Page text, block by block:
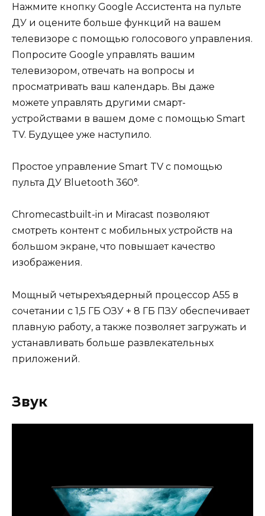
Нажмите кнопку Google Ассистента на пульте
ДУ и оцените больше функций на вашем
телевизоре с помощью голосового управления.
Попросите Google управлять вашим
телевизором, отвечать на вопросы и
просматривать ваш календарь. Вы даже
можете управлять другими смарт-
устройствами в вашем доме с помощью Smart
TV. Будущее уже наступило.
Простое управление Smart TV с помощью
пульта ДУ Bluetooth 360°.
Chromecastbuilt-in и Miracast позволяют
смотреть контент с мобильных устройств на
большом экране, что повышает качество
изображения.
Мощный четырехъядерный процессор А55 в
сочетании с 1,5 ГБ ОЗУ + 8 ГБ ПЗУ обеспечивает
плавную работу, а также позволяет загружать и
устанавливать больше развлекательных
приложений.
Звук